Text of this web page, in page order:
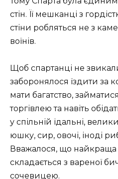
стін. Її мешканці з
стіни робляться не з
воїнів.
Щоб спартанці не
заборонялося їздити за
мати багатство,
торгівлею та навіть
у спільній їдальні,
юшку, сир, овочі, іноді
Вважалося, що найкраща
складається з вареної
сочевицею.